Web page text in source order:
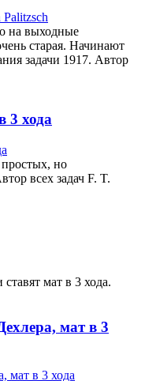
на выходные
старая. Начинают
задачи 1917. Автор
3 хода
но
всех задач F. T.
мат в 3 хода.
мат в 3